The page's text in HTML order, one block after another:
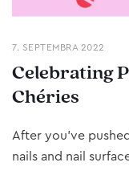
7. SEPTEMBRA 2022
Celebrating
Chéries
After you’ve
nails and nail